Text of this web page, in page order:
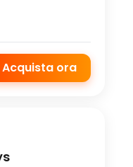
Acquista ora